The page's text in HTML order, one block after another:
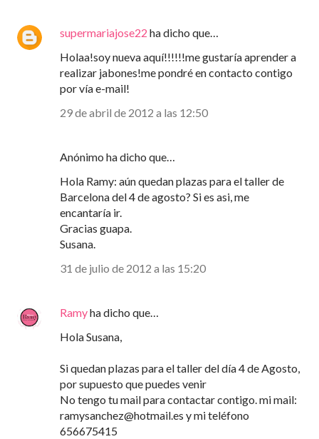
supermariajose22 ha dicho que…
Holaa!soy nueva aquí!!!!!!me gustaría aprender a
realizar jabones!me pondré en contacto contigo
por vía e-mail!
29 de abril de 2012 a las 12:50
Anónimo ha dicho que…
Hola Ramy: aún quedan plazas para el taller de
Barcelona del 4 de agosto? Si es asi, me
encantaría ir.
Gracias guapa.
Susana.
31 de julio de 2012 a las 15:20
Ramyha dicho que…
Hola Susana,
Si quedan plazas para el taller del día 4 de Agosto,
por supuesto que puedes venir
No tengo tu mail para contactar contigo. mi mail:
ramysanchez@hotmail.es y mi teléfono
656675415